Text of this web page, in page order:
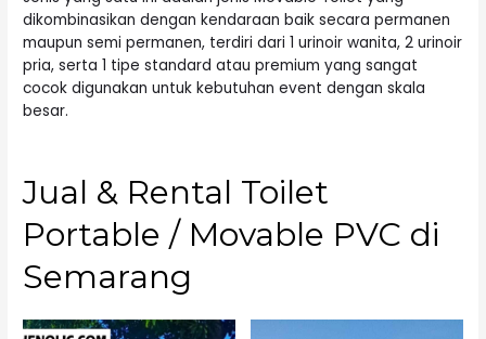
dikombinasikan dengan kendaraan baik secara permanen
maupun semi permanen, terdiri dari 1 urinoir wanita, 2 urinoir
pria, serta 1 tipe standard atau premium yang sangat
cocok digunakan untuk kebutuhan event dengan skala
besar.
Jual & Rental Toilet
Portable / Movable PVC di
Semarang